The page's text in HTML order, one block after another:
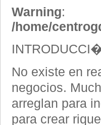
Warning:
/home/
No existe en
negocios.
arreglan para
para crear